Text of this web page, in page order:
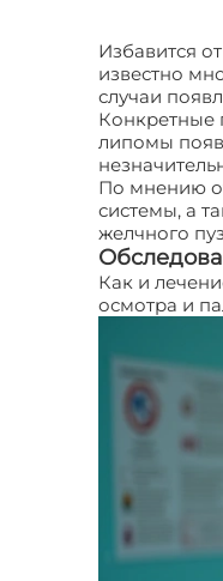
Избавится
известно
случаи
Конкретные
липомы
По мнению
системы, а
желчного
Как и
осмотра и